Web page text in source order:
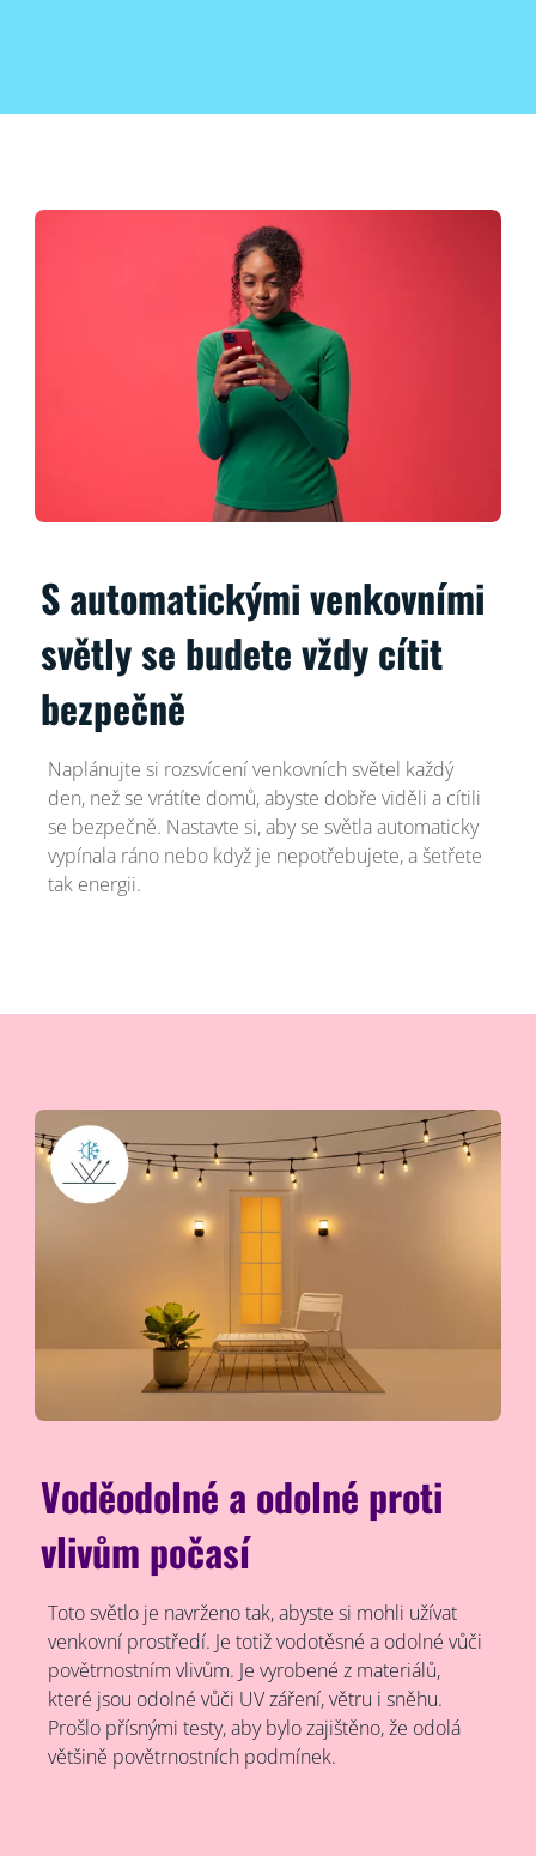
S automatickými venkovními
světly se budete vždy cítit
bezpečně
Naplánujte si rozsvícení venkovních světel každý
den, než se vrátíte domů, abyste dobře viděli a cítili
se bezpečně. Nastavte si, aby se světla automaticky
vypínala ráno nebo když je nepotřebujete, a šetřete
tak energii.
Voděodolné a odolné proti
vlivům počasí
Toto světlo je navrženo tak, abyste si mohli užívat
venkovní prostředí. Je totiž vodotěsné a odolné vůči
povětrnostním vlivům. Je vyrobené z materiálů,
které jsou odolné vůči UV záření, větru i sněhu.
Prošlo přísnými testy, aby bylo zajištěno, že odolá
většině povětrnostních podmínek.